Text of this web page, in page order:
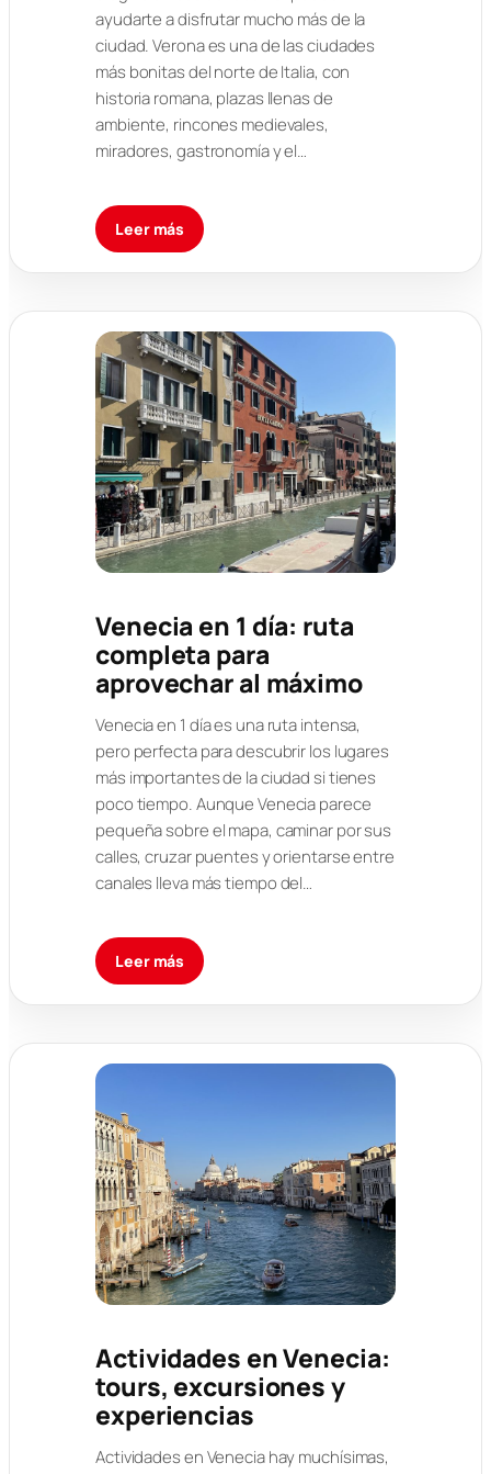
ayudarte a disfrutar mucho más de la
ciudad. Verona es una de las ciudades
más bonitas del norte de Italia, con
historia romana, plazas llenas de
ambiente, rincones medievales,
miradores, gastronomía y el…
Leer más
Venecia en 1 día: ruta
completa para
aprovechar al máximo
Venecia en 1 día es una ruta intensa,
pero perfecta para descubrir los lugares
más importantes de la ciudad si tienes
poco tiempo. Aunque Venecia parece
pequeña sobre el mapa, caminar por sus
calles, cruzar puentes y orientarse entre
canales lleva más tiempo del…
Leer más
Actividades en Venecia:
tours, excursiones y
experiencias
Actividades en Venecia hay muchísimas,